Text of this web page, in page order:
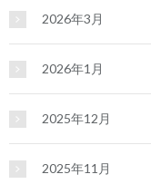
2026年3月
2026年1月
2025年12月
2025年11月